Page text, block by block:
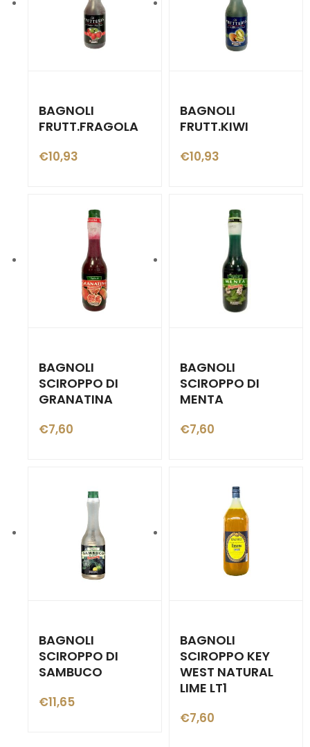
BAGNOLI
FRUTT.FRAGOLA
€10,93
BAGNOLI
FRUTT.KIWI
€10,93
BAGNOLI
SCIROPPO DI
GRANATINA
€7,60
BAGNOLI
SCIROPPO DI
MENTA
€7,60
BAGNOLI
SCIROPPO DI
SAMBUCO
€11,65
BAGNOLI
SCIROPPO KEY
WEST NATURAL
LIME LT1
€7,60